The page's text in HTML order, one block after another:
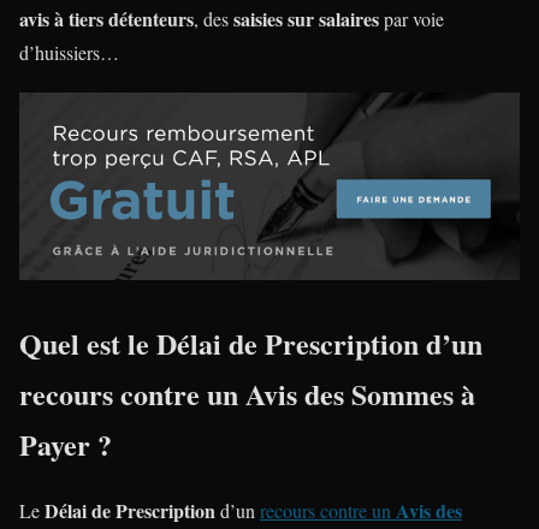
avis à tiers détenteurs, dessaisies sur salairespar voie
d’huissiers…
Quel est le Délai de Prescription d’un
recours contre unAvis des Sommes à
Payer ?
LeDélai de Prescriptiond’unrecours contre unAvis des